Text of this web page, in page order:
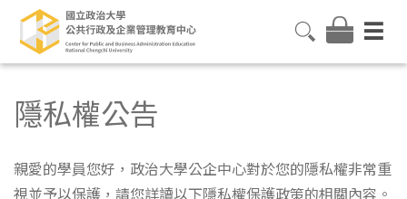
隱私權公告
親愛的學員您好，政治大學公企中心對於您的隱私權非常重
視並予以保護，請您詳讀以下隱私權保護政策的相關內容。